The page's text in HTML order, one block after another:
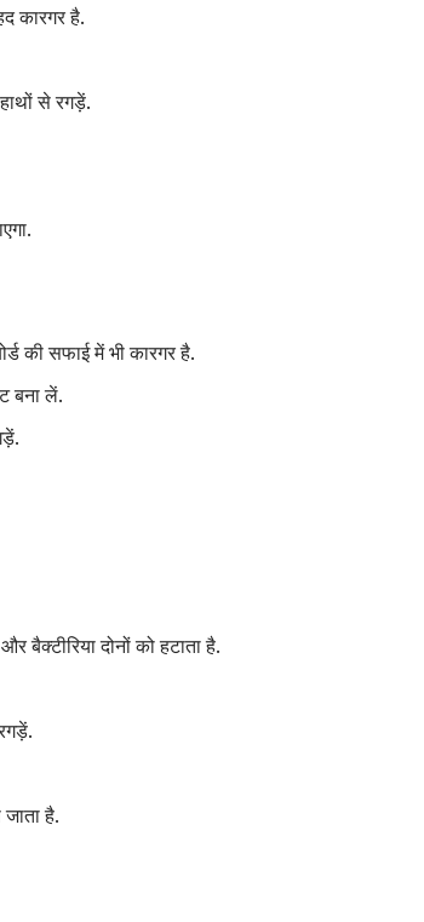
कारगर है.
से रगड़ें.
की सफाई में भी कारगर है.
बना लें.
बैक्टीरिया दोनों को हटाता है.
है.